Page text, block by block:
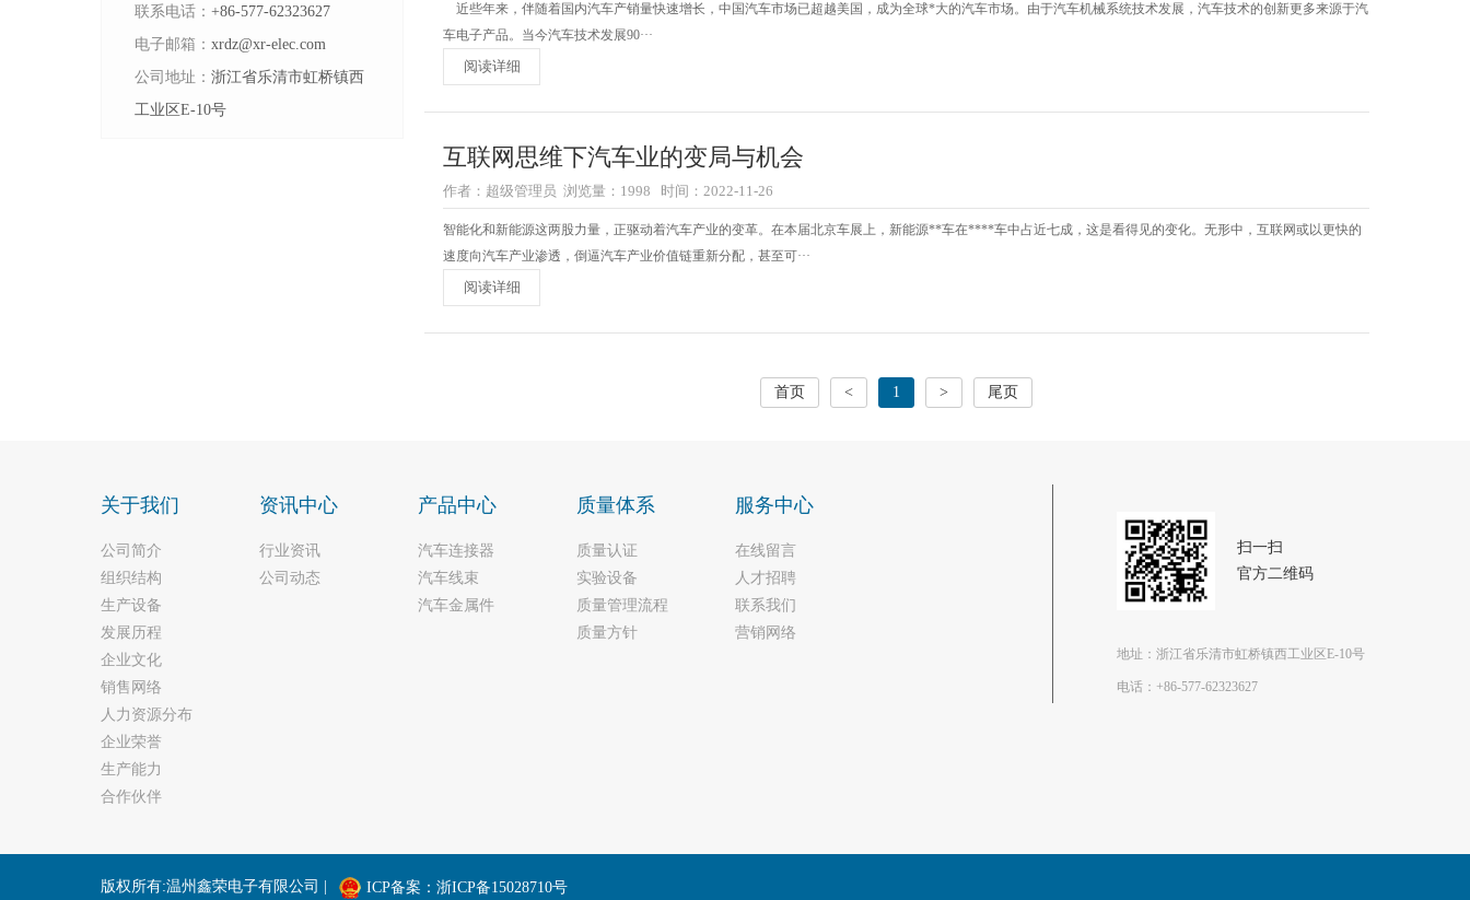
联系电话： +86-577-62323627
电子邮箱： xrdz@xr-elec.com
公司地址： 浙江省乐清市虹桥镇西
工业区E-10号
近些年来，伴随着国内汽车产销量快速增长，中国汽车市场已超越美国，成为全球*大的汽车市场。由于汽车机械系统技术发展，汽车技术的创新更多来源于汽
车电子产品。当今汽车技术发展90···
阅读详细
互联网思维下汽车业的变局与机会
作者：超级管理员 浏览量：1998 时间：2022-11-26
智能化和新能源这两股力量，正驱动着汽车产业的变革。在本届北京车展上，新能源**车在****车中占近七成，这是看得见的变化。无形中，互联网或以更快的
速度向汽车产业渗透，倒逼汽车产业价值链重新分配，甚至可···
阅读详细
首页 < 1 > 尾页
关于我们
公司简介
组织结构
生产设备
发展历程
企业文化
销售网络
人力资源分布
企业荣誉
生产能力
合作伙伴
资讯中心
行业资讯
公司动态
产品中心
汽车连接器
汽车线束
汽车金属件
质量体系
质量认证
实验设备
质量管理流程
质量方针
服务中心
在线留言
人才招聘
联系我们
营销网络
扫一扫
官方二维码
地址：浙江省乐清市虹桥镇西工业区E-10号
电话： +86-577-62323627
版权所有:温州鑫荣电子有限公司 | ICP备案：浙ICP备15028710号